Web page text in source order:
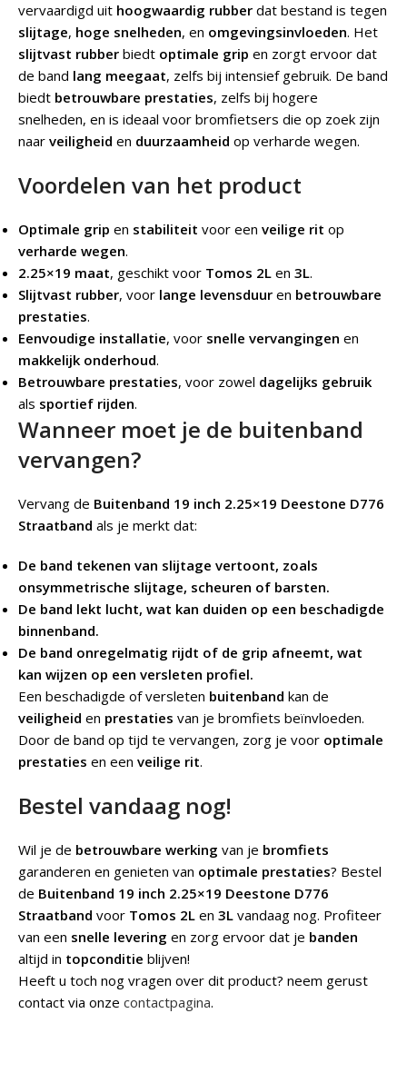
vervaardigd uit hoogwaardig rubber dat bestand is tegen
slijtage, hoge snelheden, en omgevingsinvloeden. Het
slijtvast rubber biedt optimale grip en zorgt ervoor dat
de band lang meegaat, zelfs bij intensief gebruik. De band
biedt betrouwbare prestaties, zelfs bij hogere
snelheden, en is ideaal voor bromfietsers die op zoek zijn
naar veiligheid en duurzaamheid op verharde wegen.
Voordelen van het product
Optimale grip en stabiliteit voor een veilige rit op
verharde wegen.
2.25×19 maat, geschikt voor Tomos 2L en 3L.
Slijtvast rubber, voor lange levensduur en betrouwbare
prestaties.
Eenvoudige installatie, voor snelle vervangingen en
makkelijk onderhoud.
Betrouwbare prestaties, voor zowel dagelijks gebruik
als sportief rijden.
Wanneer moet je de buitenband
vervangen?
Vervang de Buitenband 19 inch 2.25×19 Deestone D776
Straatband als je merkt dat:
De band tekenen van slijtage vertoont, zoals
onsymmetrische slijtage, scheuren of barsten.
De band lekt lucht, wat kan duiden op een beschadigde
binnenband.
De band onregelmatig rijdt of de grip afneemt, wat
kan wijzen op een versleten profiel.
Een beschadigde of versleten buitenband kan de
veiligheid en prestaties van je bromfiets beïnvloeden.
Door de band op tijd te vervangen, zorg je voor optimale
prestaties en een veilige rit.
Bestel vandaag nog!
Wil je de betrouwbare werking van je bromfiets
garanderen en genieten van optimale prestaties? Bestel
de Buitenband 19 inch 2.25×19 Deestone D776
Straatband voor Tomos 2L en 3L vandaag nog. Profiteer
van een snelle levering en zorg ervoor dat je banden
altijd in topconditie blijven!
Heeft u toch nog vragen over dit product? neem gerust
contact via onze contactpagina.